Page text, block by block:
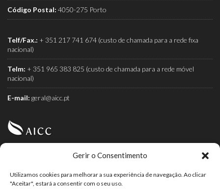
Gerir o Consentimento
Utilizamos cookies para melhorar a sua experiência de navegação. Ao clicar
"Aceitar", estará a consentir com o seu uso.
Código Postal: 4050-275 Porto
Telf/Fax.: + 351 217 741 674 (custo de chamada para a rede fixa
nacional)
Telm: + 351 965 383 825 (custo de chamada para a rede móvel
nacional)
E-mail: geral@aicc.pt
AICC (Associação Industrial e Comercial do Café) é a
associação dos torrefactores de café.